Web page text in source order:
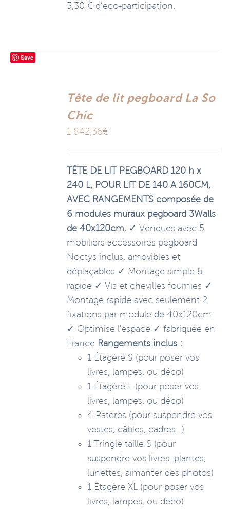
3,30 € d’éco-participation.
Save
Tête de lit pegboard La So
Chic
1 842,36€
TÊTE DE LIT PEGBOARD 120 h x
240 L, POUR LIT DE 140 A 160CM,
AVEC RANGEMENTS composée de
6 modules muraux pegboard 3Walls
de 40x120cm. ✓ Vendues avec 5
mobiliers accessoires pegboard
Noctys inclus, amovibles et
déplaçables ✓ Montage simple &
rapide ✓ Vis et chevilles fournies ✓
Montage rapide avec seulement 2
fixations par module de 40x120cm
✓ Optimise l'espace ✓ fabriquée en
France Rangements inclus :
1 Étagère S (pour poser vos
livres, lampes, ou déco)
1 Étagère L (pour poser vos
livres, lampes, ou déco)
4 Patères (pour suspendre vos
vestes, câbles, cadres...)
1 Tringle taille S (pour
suspendre vos livres, plantes,
lunettes, aimanter des photos)
1 Étagère XL (pour poser vos
livres, lampes, ou déco)